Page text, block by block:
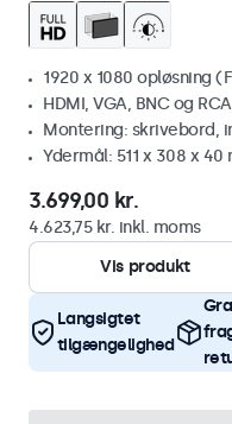
1920 x 1080 opløsning
HDMI, VGA, BNC og RCA
Montering: skrivebord,
Ydermål: 511 x 308 x 40
3.699,00 kr.
4.623,75 kr. inkl. moms
Vis produkt
Langsigtet
tilgængelighed